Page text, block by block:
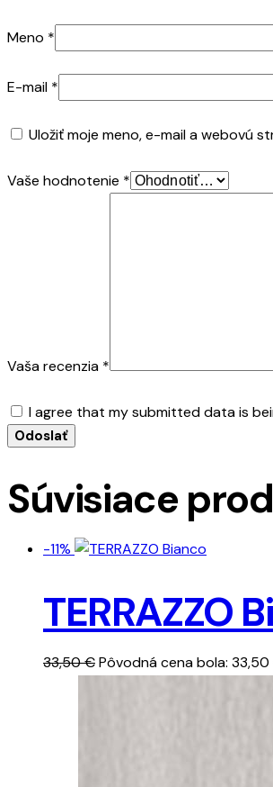
Meno *
E-mail *
Uložiť moje meno, e-mail a webovú
Vaše hodnotenie *
Vaša recenzia *
I agree that my submitted data is
Súvisiace
-11%
TERRAZZO
33,50€Pôvodná cena bola: 33,50